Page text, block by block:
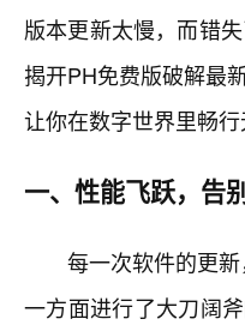
版本更新太慢，而错
揭开PH免费版破解最
让你在数字世界里畅
一、性能飞跃，告
每一次软件的更
一方面进行了大刀阔